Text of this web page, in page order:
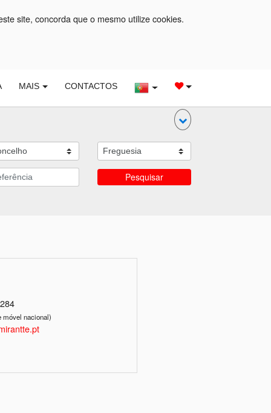
site, concorda que o mesmo utilize cookies.
MAIS CONTACTOS
Pesquisar
móvel nacional)